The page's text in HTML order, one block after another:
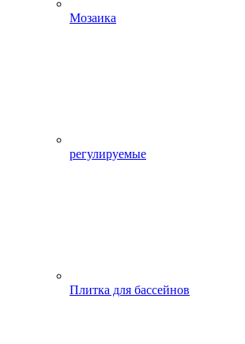
Мозаика
регулируемые
Плитка для бассейнов